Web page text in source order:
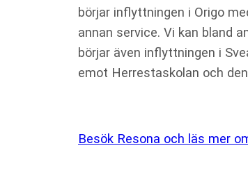
börjar inflyttningen i Origo
annan service. Vi kan bland
börjar även inflyttningen i
emot Herrestaskolan och
Besök Resona och läs mer